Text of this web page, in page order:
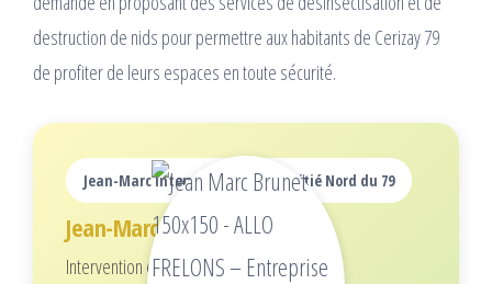
destruction de nids pour permettre aux habitants de Cerizay 79
de profiter de leurs espaces en toute sécurité.
Jean-Marc intervient dans la moitié Nord du 79
Jean-Marc
Intervention écoresponsable